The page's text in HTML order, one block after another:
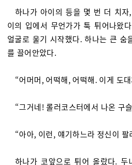
하나가 아이의 등을 몇 번 더 치
이의 입에서 무언가가 툭 튀어나왔
얼굴로 울기 시작했다. 하나는 큰 숨
를 끌어안았다.
“어머머, 어떡해, 어떡해. 이게 도
“그거네! 롤러코스터에서 나온 구
“아아, 이런, 얘기하느라 정신이
하나가 코앞으로 튀어 올랐다. 두